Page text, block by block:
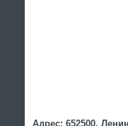
Адрес: 652500,